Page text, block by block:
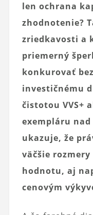
len ochrana
zhodnotenie?
zriedkavosti a
priemerný
konkurovať
investičnému
čistotou VVS+
exempláru
ukazuje, že
väčšie
hodnotu, aj
cenovým